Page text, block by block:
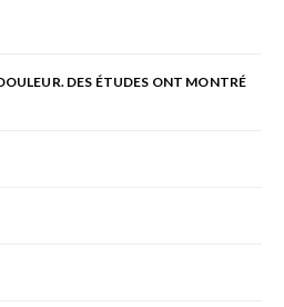
DES ÉTUDES ONT MONTRÉ